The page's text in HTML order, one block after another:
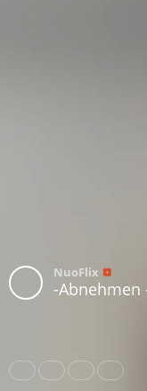
NuoFlix
-Abnehmen -
Share Like